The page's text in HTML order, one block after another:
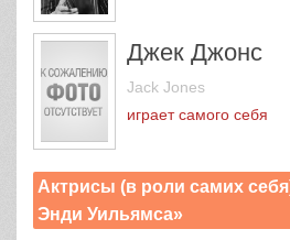
Джек Джонс
Jack Jones
играет самого себя
Актрисы (в роли самих
Энди Уильямса»